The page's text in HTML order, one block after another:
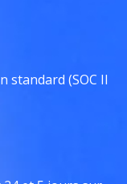
standard (SOC II